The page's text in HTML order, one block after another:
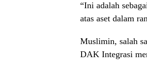
“Ini adalah
atas aset dalam
Muslimin, salah
DAK Integrasi